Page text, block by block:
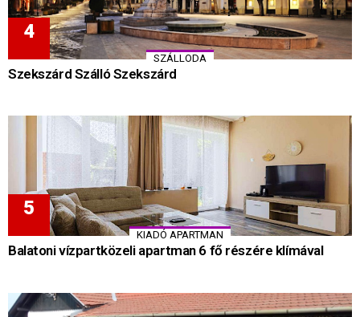
SZÁLLODA
Szekszárd Szálló Szekszárd
KIADÓ APARTMAN
Balatoni vízpartközeli apartman 6 fő részére klímával